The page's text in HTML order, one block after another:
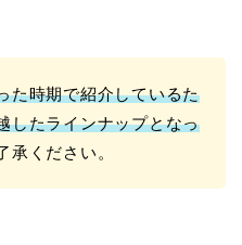
た時期で紹介しているた
したラインナップとなっ
承ください。